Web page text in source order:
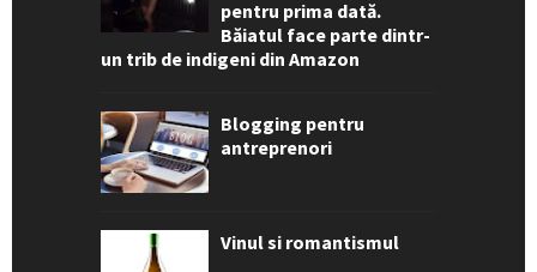
pentru prima dată.
Băiatul face parte dintr-
un trib de indigeni din Amazon
Blogging pentru
antreprenori
Vinul si romantismul